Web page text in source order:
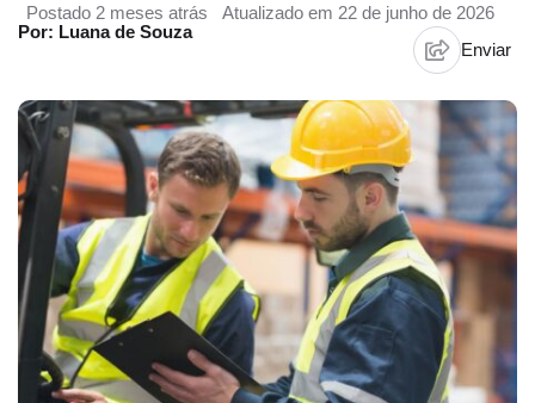
Postado 2 meses atrás
Atualizado em 22 de junho de 2026
Por: Luana de Souza
Enviar